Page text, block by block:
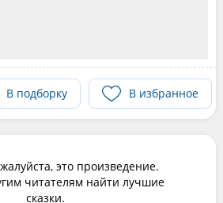
В подборку В избранное
это произведение.
читателям найти лучшие
сказки.